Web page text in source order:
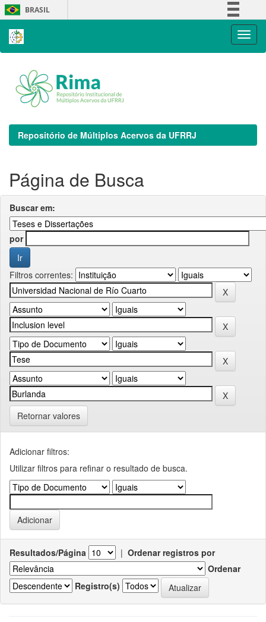
Skip
navigation
BRASIL
Repositório de Múltiplos Acervos da UFRRJ
Página de Busca
Buscar em:
por
Filtros correntes:
Retornar valores
Adicionar filtros:
Utilizar filtros para refinar o resultado de busca.
Resultados/Página | Ordenar registros por
Ordenar
Registro(s)